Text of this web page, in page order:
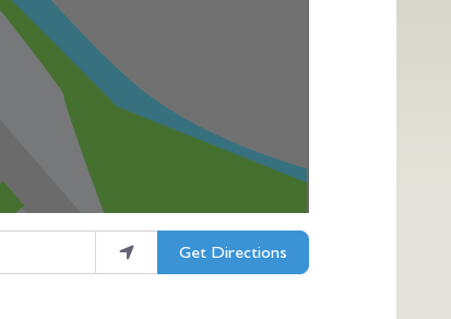
Get Directions